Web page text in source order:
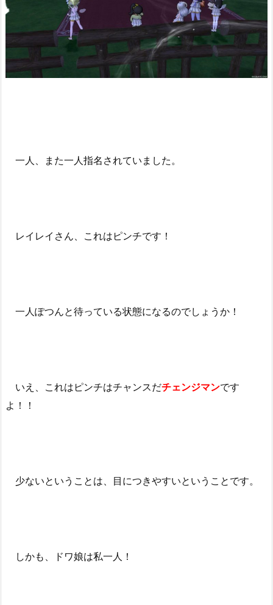
一人、また一人指名されていました。
レイレイさん、これはピンチです！
一人ぽつんと待っている状態になるのでしょうか！
いえ、これはピンチはチャンスだチェンジマンです
よ！！
少ないということは、目につきやすいということです。
しかも、ドワ娘は私一人！